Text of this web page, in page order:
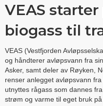
VEAS
biogass til
VEAS (Vestfjorden
og håndterer avløpsvann fra
Asker, samt deler av Røyken,
renser anlegget avløpsvann
utnyttes rågass som dannes
strøm og varme til eget bruk